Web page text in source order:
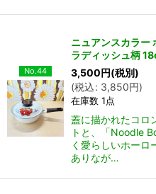
No.44
ニュアンスカラー
ラディッシュ柄
3,500円(税別)
(税込: 3,850円)
在庫数 1点
蓋に描かれたコロ
トと、「Noodle
く愛らしいホーロ
ありなが…